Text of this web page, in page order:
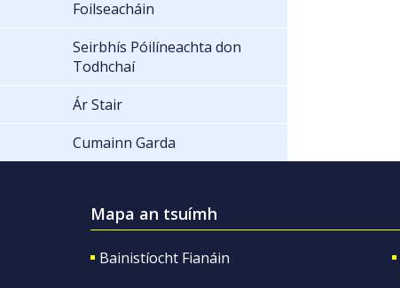
Foilseacháin
Seirbhís Póilíneachta don
Todhchaí
Ár Stair
Cumainn Garda
Mapa an tsuímh
Bainistíocht Fianáin